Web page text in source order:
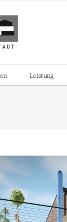
Leistung